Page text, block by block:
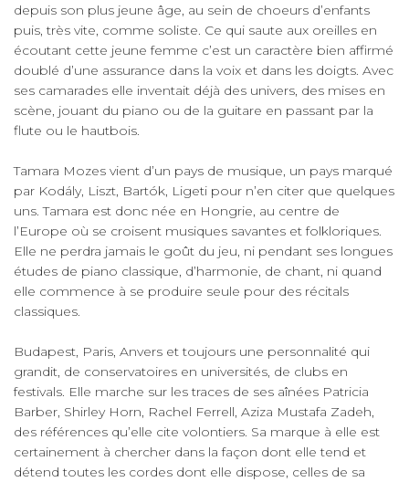
depuis son plus jeune âge, au sein de choeurs d’enfants
puis, très vite, comme soliste. Ce qui saute aux oreilles en
écoutant cette jeune femme c’est un caractère bien affirmé
doublé d’une assurance dans la voix et dans les doigts. Avec
ses camarades elle inventait déjà des univers, des mises en
scène, jouant du piano ou de la guitare en passant par la
flute ou le hautbois.
Tamara Mozes vient d’un pays de musique, un pays marqué
par Kodály, Liszt, Bartók, Ligeti pour n’en citer que quelques
uns. Tamara est donc née en Hongrie, au centre de
l’Europe où se croisent musiques savantes et folkloriques.
Elle ne perdra jamais le goût du jeu, ni pendant ses longues
études de piano classique, d’harmonie, de chant, ni quand
elle commence à se produire seule pour des récitals
classiques.
Budapest, Paris, Anvers et toujours une personnalité qui
grandit, de conservatoires en universités, de clubs en
festivals. Elle marche sur les traces de ses aînées Patricia
Barber, Shirley Horn, Rachel Ferrell, Aziza Mustafa Zadeh,
des références qu’elle cite volontiers. Sa marque à elle est
certainement à chercher dans la façon dont elle tend et
détend toutes les cordes dont elle dispose, celles de sa